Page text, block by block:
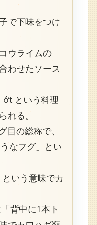
で下味をつけ
ウライムの
わせたソース
という料理
れる。
目の総称で、
なフグ」とい
いう意味でカ
背中に1本ト